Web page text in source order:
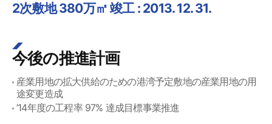
2次敷地 380万㎡ 竣工 : 2013. 12. 31.
今後の推進計画
産業用地の拡大供給のための港湾予定敷地の産業用地の用
途変更造成
’14年度の工程率 97% 達成目標事業推進